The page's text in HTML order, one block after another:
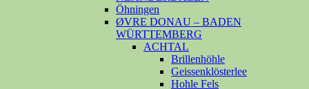
Öhningen
ØVRE DONAU – BADEN
WÜRTTEMBERG
ACHTAL
Brillenhöhle
Geissenklösterlee
Hohle Fels